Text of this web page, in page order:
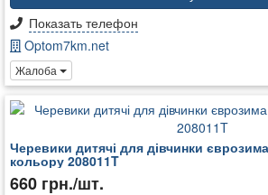
Показать телефон
Optom7km.net
Жалоба
Черевики дитячі для дівчинки
кольору 208011T
660 грн./шт.